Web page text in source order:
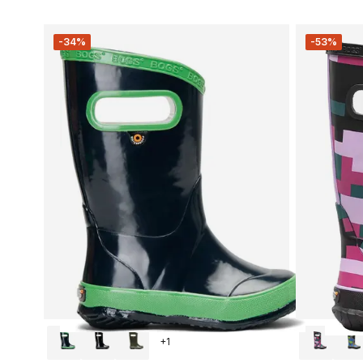
-34%
+1
-53%